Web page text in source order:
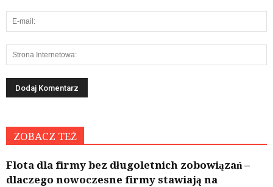
ZOBACZ TEŻ
Flota dla firmy bez długoletnich zobowiązań –
dlaczego nowoczesne firmy stawiają na